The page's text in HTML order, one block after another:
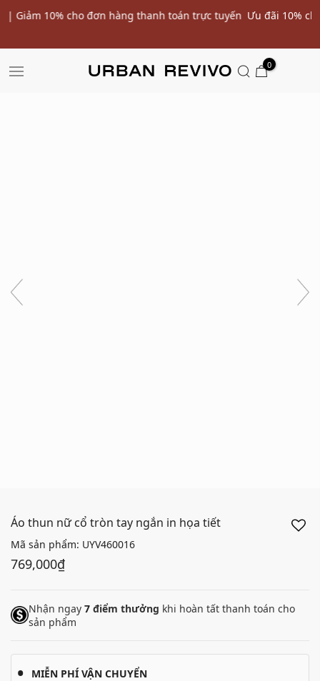
Ưu đãi 10% cho đơn hàng đầu tiên* | Nhập mã: URWELCOME
0
Áo thun nữ cổ tròn tay ngắn in họa tiết
Mã sản phẩm: UYV460016
769,000₫
Nhận ngay 7 điểm thưởng khi hoàn tất thanh toán cho
sản phẩm
MIỄN PHÍ VẬN CHUYỂN
SALE